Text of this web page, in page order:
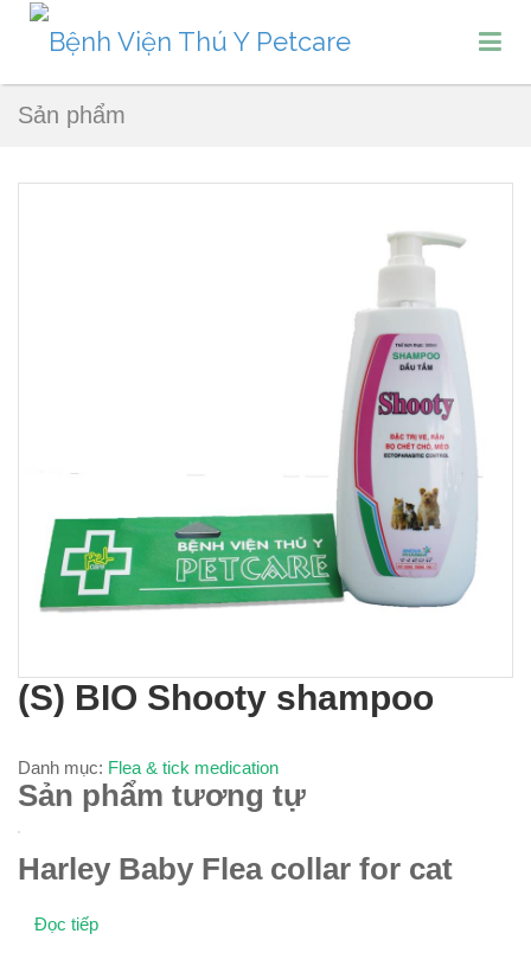
Sản phẩm
(S) BIO Shooty shampoo
Danh mục: Flea & tick medication
Sản phẩm tương tự
Harley Baby Flea collar for cat
Đọc tiếp